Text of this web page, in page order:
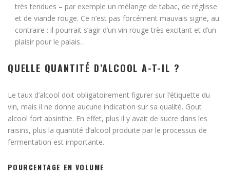
très tendues – par exemple un mélange de tabac, de réglisse
et de viande rouge. Ce n’est pas forcément mauvais signe, au
contraire : il pourrait s’agir d’un vin rouge très excitant et d’un
plaisir pour le palais…
QUELLE QUANTITÉ D’ALCOOL A-T-IL ?
Le taux d’alcool doit obligatoirement figurer sur l’étiquette du
vin, mais il ne donne aucune indication sur sa qualité. Gout
alcool fort absinthe. En effet, plus il y avait de sucre dans les
raisins, plus la quantité d’alcool produite par le processus de
fermentation est importante.
POURCENTAGE EN VOLUME